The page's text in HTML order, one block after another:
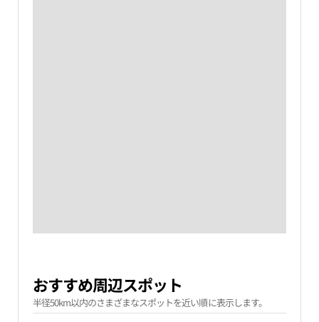
おすすめ周辺スポット
半径50km以内のさまざまなスポットを近い順に表示します。